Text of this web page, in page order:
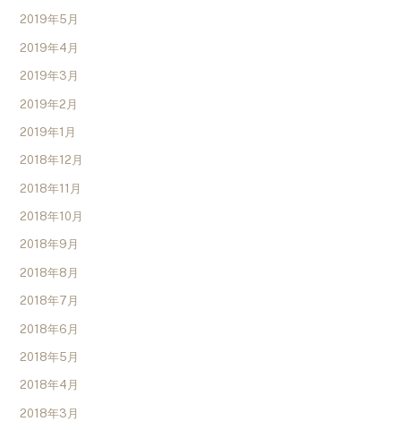
2019年5月
2019年4月
2019年3月
2019年2月
2019年1月
2018年12月
2018年11月
2018年10月
2018年9月
2018年8月
2018年7月
2018年6月
2018年5月
2018年4月
2018年3月